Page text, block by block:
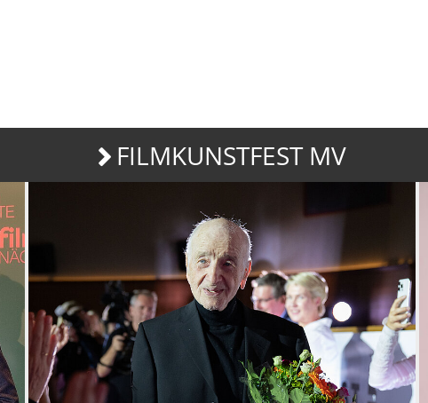
FILMKUNSTFEST MV